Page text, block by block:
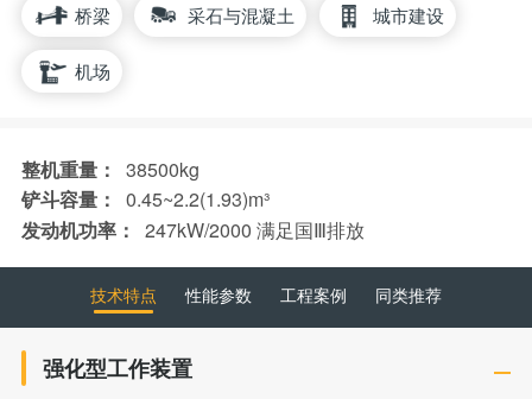
桥梁 采石与混凝土 城市建设
机场
整机重量：
38500kg
铲斗容量：
0.45~2.2(1.93)m³
发动机功率：
247kW/2000 满足国Ⅲ排放
技术特点 性能参数 工程案例 同类推荐
强化型工作装置